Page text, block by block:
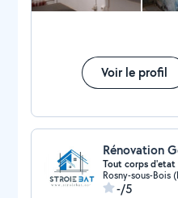
Voir le profil
Rénovation
Tout corps d'etat
Rosny-sous-Bois
-/5